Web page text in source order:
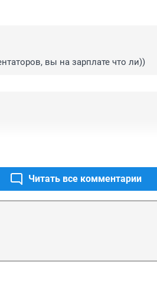
вы на зарплате что ли))
Читать все комментарии